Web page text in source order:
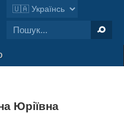
Юріївна